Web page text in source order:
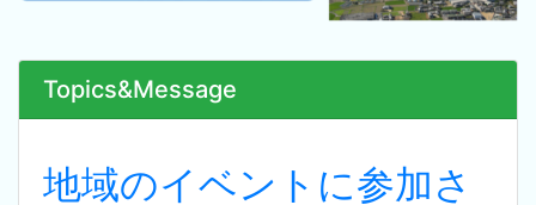
Topics&Message
地域のイベントに参加さ